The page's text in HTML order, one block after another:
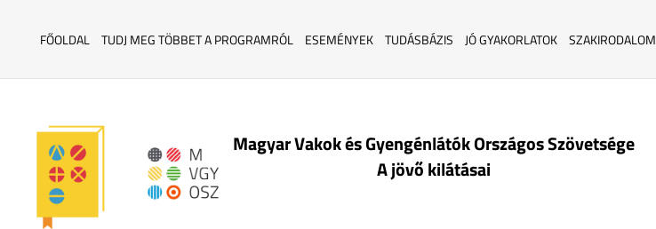
to
FŐOLDAL TUDJ MEG TÖBBET A PROGRAMRÓL ESEMÉNYEK TUDÁSBÁZIS JÓ GYAKORLATOK SZAKIRODALOM
Magyar Vakok és Gyengénlátók Országos Szövetsége
A jövő kilátásai